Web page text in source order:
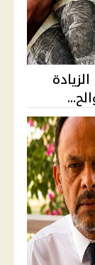
مرتبات أغسطس 2026.. الزيادة